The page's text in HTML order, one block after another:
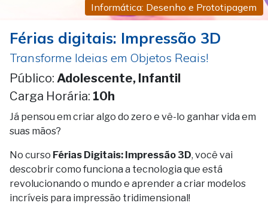
Informática: Desenho e Prototipagem
Férias digitais: Impressão 3D
Transforme Ideias em Objetos Reais!
Público: Adolescente, Infantil
Carga Horária: 10h
Já pensou em criar algo do zero e vê-lo ganhar vida em
suas mãos?
No curso Férias Digitais: Impressão 3D, você vai
descobrir como funciona a tecnologia que está
revolucionando o mundo e aprender a criar modelos
incríveis para impressão tridimensional!